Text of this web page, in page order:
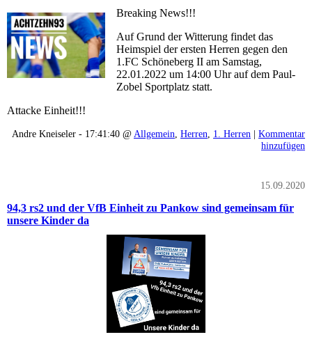
Breaking News!!!
Auf Grund der Witterung findet das
Heimspiel der ersten Herren gegen den
1.FC Schöneberg II am Samstag,
22.01.2022 um 14:00 Uhr auf dem Paul-
Zobel Sportplatz statt.
Attacke Einheit!!!
Andre Kneiseler - 17:41:40 @Allgemein, Herren, 1. Herren | Kommentar
hinzufügen
15.09.2020
94,3 rs2 und der VfB Einheit zu Pankow sind gemeinsam für
unsere Kinder da